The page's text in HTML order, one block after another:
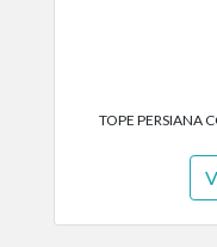
TOPE PERSIANA